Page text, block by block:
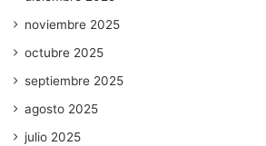
noviembre 2025
octubre 2025
septiembre 2025
agosto 2025
julio 2025